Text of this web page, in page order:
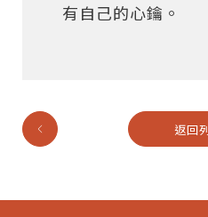
有自己的心鑰。
返回